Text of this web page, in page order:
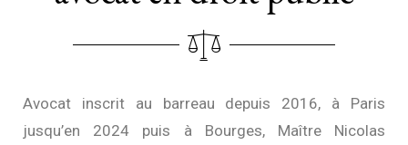
Avocat inscrit au barreau depuis 2016, à Paris
jusqu’en 2024 puis à Bourges, Maître Nicolas